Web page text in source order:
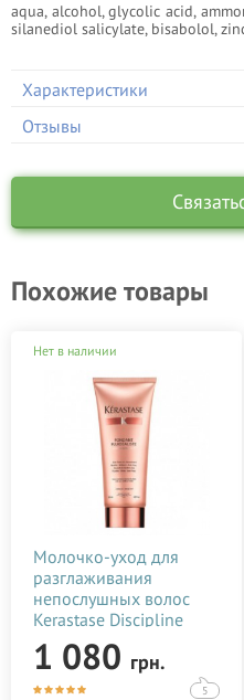
аqua, alcohol, glycolic acid,
silanediol salicylate, bisabolol,
Характеристики
Отзывы
Похожие товары
Нет в наличии
Молочко-уход для
разглаживания
непослушных волос
Kerastase Discipline
Fondant Fludealiste
Smooth-in-Motion Care
200 мл
1 080 грн.
5